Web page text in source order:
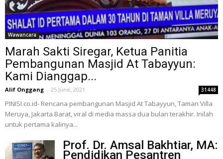
Wawancara
Marah Sakti Siregar, Ketua Panitia
Pembangunan Masjid At Tabayyun:
Kami Dianggap...
Alif Onggang - 25 June, 2021 31448
PINISI.co.id- Rencana pembangunan Masjid At Tabayyun, Taman Villa
Meruya, Jakarta Barat, viral di media massa dua bulan terakhir. Inilah
untuk pertama kalinya...
Prof. Dr. Amsal Bakhtiar, MA:
Pendidikan Pesantren